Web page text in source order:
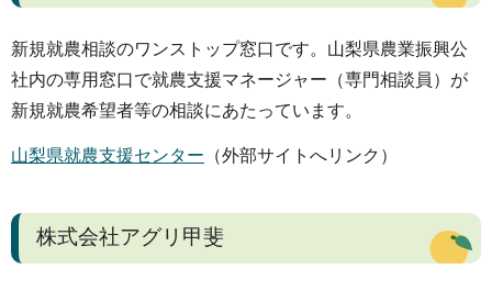
新規就農相談のワンストップ窓口です。山梨県農業振興公
社内の専用窓口で就農支援マネージャー（専門相談員）が
新規就農希望者等の相談にあたっています。
山梨県就農支援センター （外部サイトへリンク）
株式会社アグリ甲斐